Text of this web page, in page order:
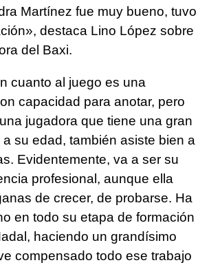
Martínez fue muy bueno, tuvo
destaca Lino López sobre
del Baxi.
cuanto al juego es una
capacidad para anotar, pero
jugadora que tiene una gran
su edad, también asiste bien a
Evidentemente, va a ser su
profesional, aunque ella
de crecer, de probarse. Ha
en todo su etapa de formación
haciendo un grandísimo
compensado todo ese trabajo